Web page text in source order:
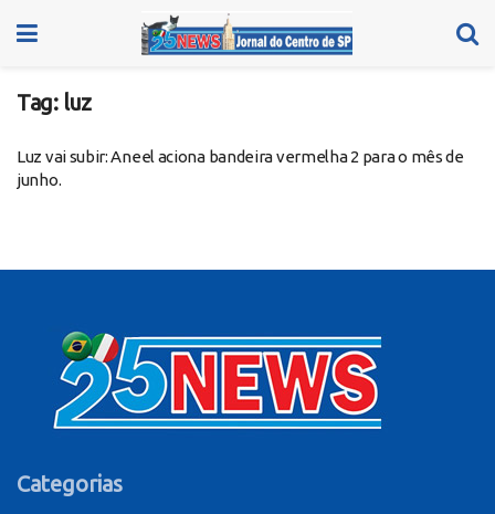
Tag: luz
Luz vai subir: Aneel aciona bandeira vermelha 2 para o mês de
junho.
Categorias